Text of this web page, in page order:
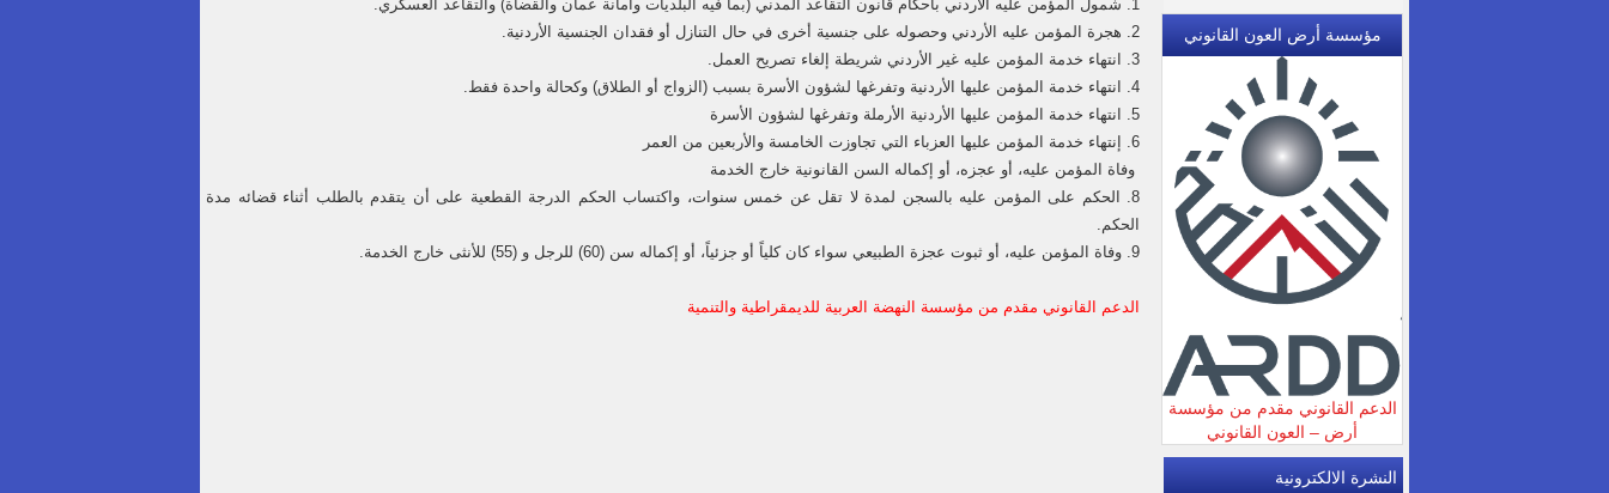
مؤسسة أرض العون القانوني
الدعم القانوني مقدم من مؤسسة
أرض – العون القانوني
النشرة الالكترونية
1. شمول المؤمن عليه الأردني بأحكام قانون التقاعد المدني (بما فيه البلديات وأمانة عمان والقضاة) والتقاعد العسكري.
2. هجرة المؤمن عليه الأردني وحصوله على جنسية أخرى في حال التنازل أو فقدان الجنسية الأردنية.
3. انتهاء خدمة المؤمن عليه غير الأردني شريطة إلغاء تصريح العمل.
4. انتهاء خدمة المؤمن عليها الأردنية وتفرغها لشؤون الأسرة بسبب (الزواج أو الطلاق) وكحالة واحدة فقط.
5. انتهاء خدمة المؤمن عليها الأردنية الأرملة وتفرغها لشؤون الأسرة
6. إنتهاء خدمة المؤمن عليها العزباء التي تجاوزت الخامسة والأربعين من العمر
وفاة المؤمن عليه، أو عجزه، أو إكماله السن القانونية خارج الخدمة
8. الحكم على المؤمن عليه بالسجن لمدة لا تقل عن خمس سنوات، واكتساب الحكم الدرجة القطعية على أن يتقدم بالطلب أثناء قضائه مدة
الحكم.
9. وفاة المؤمن عليه، أو ثبوت عجزة الطبيعي سواء كان كلياً أو جزئياً، أو إكماله سن (60) للرجل و (55) للأنثى خارج الخدمة.
الدعم القانوني مقدم من مؤسسة النهضة العربية للديمقراطية والتنمية